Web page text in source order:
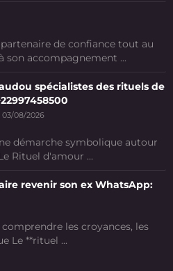
de confiance tout au
son accompagnement ...
spécialistes des rituels de
03/08/2026
démarche symbolique autour
Rituel d'amour ...
revenir son ex WhatsApp:
les croyances, les
Le **rituel ...